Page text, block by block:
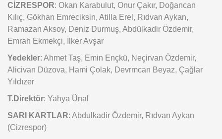
CİZRESPOR: Okan Karabulut, Onur Çakır, Doğancan
Kılıç, Gökhan Emreciksin, Atilla Erel, Rıdvan Aykan,
Ramazan Aksoy, Deniz Durmuş, Abdülkadir Özdemir,
Emrah Ekmekçi, İlker Avşar
Yedekler: Ahmet Taş, Emin Ençkü, Neçirvan Özdemir,
Alicivan Düzova, Hami Çolak, Devrmcan Beyaz, Çağlar
Yıldızer
T.Direktör: Yahya Ünal
SARI KARTLAR: Abdulkadir Özdemir, Rıdvan Aykan
(Cizrespor)